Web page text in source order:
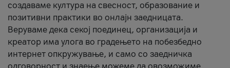
создаваме култура на свесност, образование и
позитивни практики во онлајн заедницата.
Веруваме дека секој поединец, организација и
креатор има улога во градењето на побезбедно
интернет опкружување, и само со заедничка